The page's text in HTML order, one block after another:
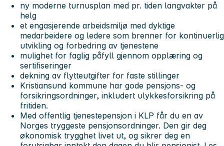
ny moderne turnusplan med pr. tiden langvakter på
helg
et engasjerende arbeidsmiljø med dyktige
medarbeidere og ledere som brenner for kontinuerlig
utvikling og forbedring av tjenestene
mulighet for faglig påfyll gjennom opplæring og
sertifiseringer
dekning av flytteutgifter for faste stillinger
Kristiansund kommune har gode pensjons- og
forsikringsordninger, inkludert ulykkesforsikring på
fritiden.
Med offentlig tjenestepensjon i KLP får du en av
Norges tryggeste pensjonsordninger. Den gir deg
økonomisk trygghet livet ut, og sikrer deg en